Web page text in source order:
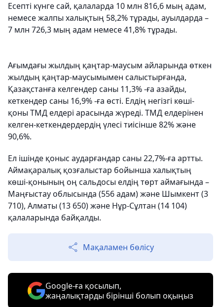
Есепті күнге сай, қалаларда 10 млн 816,6 мың адам,
немесе жалпы халықтың 58,2% тұрады, ауылдарда –
7 млн ​​726,3 мың адам немесе 41,8% тұрады.
Ағымдағы жылдың қаңтар-маусым айларында өткен
жылдың қаңтар-маусымымен салыстырғанда,
Қазақстанға келгендер саны 11,3% -ға азайды,
кеткендер саны 16,9% -ға өсті. Елдің негізгі көші-
қоны ТМД елдері арасында жүреді. ТМД елдерінен
келген-кеткендердердің үлесі тиісінше 82% және
90,6%.
Ел ішінде қоныс аударғандар саны 22,7%-ға артты.
Аймақаралық қозғалыстар бойынша халықтың
көші-қонының оң сальдосы елдің төрт аймағында –
Маңғыстау облысында (556 адам) және Шымкент (3
710), Алматы (13 650) және Нұр-Сұлтан (14 104)
қалаларында байқалды.
Мақаламен бөлісу
Google-ға қосылып,
жаңалықтарды бірінші болып оқыңыз